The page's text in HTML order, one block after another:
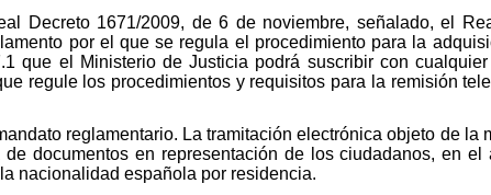
Decreto 1671/2009, de 6 de noviembre, señalado, el
por el que se regula el procedimiento para la
que el Ministerio de Justicia podrá suscribir con cualquier
regule los procedimientos y requisitos para la remisión
reglamentario. La tramitación electrónica objeto de la
documentos en representación de los ciudadanos, en el
nacionalidad española por residencia.